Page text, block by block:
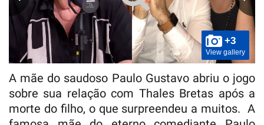
+3
View gallery
A mãe do saudoso Paulo Gustavo abriu o jogo
sobre sua relação com Thales Bretas após a
morte do filho, o que surpreendeu a muitos. A